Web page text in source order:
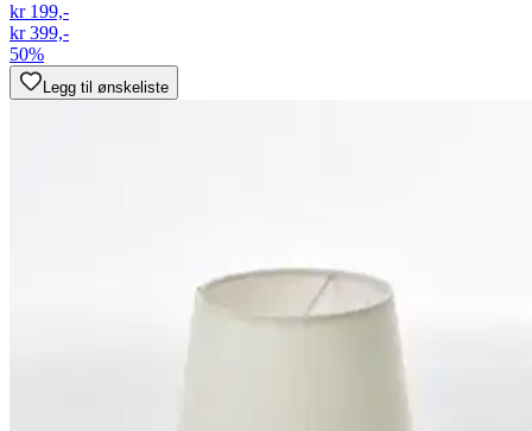
kr 199,-
kr 399,-
50%
Legg til ønskeliste